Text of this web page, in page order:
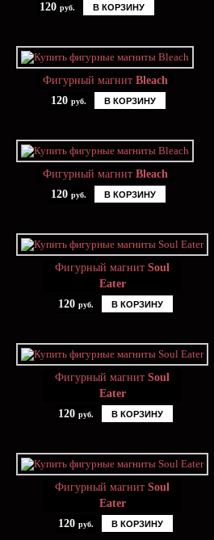
120 руб. В КОРЗИНУ
Фигурный магнит Bleach
120 руб. В КОРЗИНУ
Фигурный магнит Bleach
120 руб. В КОРЗИНУ
Фигурный магнит Soul
Eater
120 руб. В КОРЗИНУ
Фигурный магнит Soul
Eater
120 руб. В КОРЗИНУ
Фигурный магнит Soul
Eater
120 руб. В КОРЗИНУ